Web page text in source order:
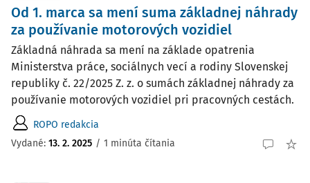
Od 1. marca sa mení suma základnej náhrady
za používanie motorových vozidiel
Základná náhrada sa mení na základe opatrenia
Ministerstva práce, sociálnych vecí a rodiny Slovenskej
republiky č. 22/2025 Z. z. o sumách základnej náhrady za
používanie motorových vozidiel pri pracovných cestách.
ROPO redakcia
Vydané: 13. 2. 2025 / 1 minúta čítania